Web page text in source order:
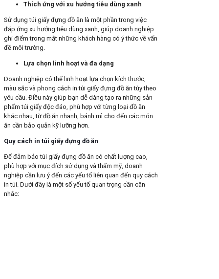
Thích ứng với xu hướng tiêu dùng xanh
Sử dụng túi giấy đựng đồ ăn là một phần trong việc
đáp ứng xu hướng tiêu dùng xanh, giúp doanh nghiệp
ghi điểm trong mắt những khách hàng có ý thức về vấn
đề môi trường.
Lựa chọn linh hoạt và đa dạng
Doanh nghiệp có thể linh hoạt lựa chọn kích thước,
màu sắc và phong cách in túi giấy đựng đồ ăn tùy theo
yêu cầu. Điều này giúp bạn dễ dàng tạo ra những sản
phẩm túi giấy độc đáo, phù hợp với từng loại đồ ăn
khác nhau, từ đồ ăn nhanh, bánh mì cho đến các món
ăn cần bảo quản kỹ lưỡng hơn.
Quy cách in túi giấy đựng đồ ăn
Để đảm bảo túi giấy đựng đồ ăn có chất lượng cao,
phù hợp với mục đích sử dụng và thẩm mỹ, doanh
nghiệp cần lưu ý đến các yếu tố liên quan đến quy cách
in túi. Dưới đây là một số yếu tố quan trọng cần cân
nhắc: